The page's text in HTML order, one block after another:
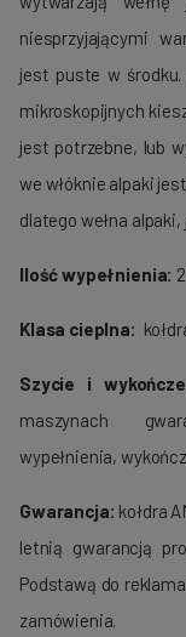
niesprzyjającymi
jest puste w środku.
mikroskopijnych
jest potrzebne, lub
we włóknie alpaki
dlatego wełna
Ilość wypełnienia:
Klasa cieplna:
Szycie i
maszynach
wypełnienia,
Gwarancja: kołdra
letnią gwarancją
Podstawą do
zamówienia.